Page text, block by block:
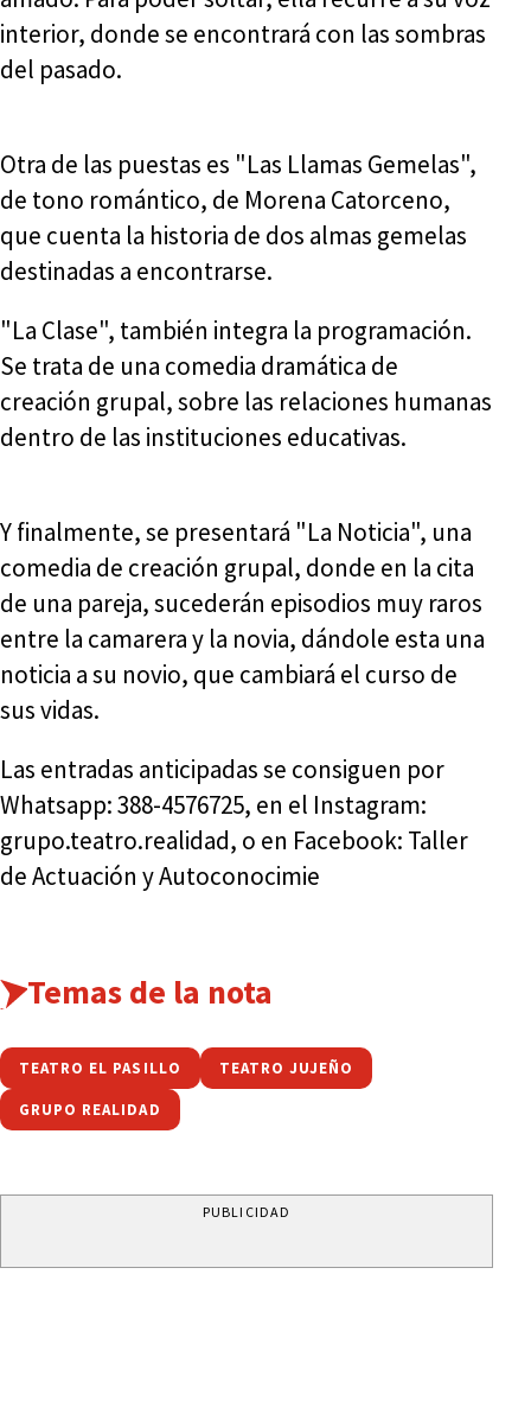
interior, donde se encontrará con las sombras
del pasado.
Otra de las puestas es "Las Llamas Gemelas",
de tono romántico, de Morena Catorceno,
que cuenta la historia de dos almas gemelas
destinadas a encontrarse.
"La Clase", también integra la programación.
Se trata de una comedia dramática de
creación grupal, sobre las relaciones humanas
dentro de las instituciones educativas.
Y finalmente, se presentará "La Noticia", una
comedia de creación grupal, donde en la cita
de una pareja, sucederán episodios muy raros
entre la camarera y la novia, dándole esta una
noticia a su novio, que cambiará el curso de
sus vidas.
Las entradas anticipadas se consiguen por
Whatsapp: 388-4576725, en el Instagram:
grupo.teatro.realidad, o en Facebook: Taller
de Actuación y Autoconocimie
Temas de la nota
TEATRO EL PASILLO TEATRO JUJEÑO
GRUPO REALIDAD
PUBLICIDAD